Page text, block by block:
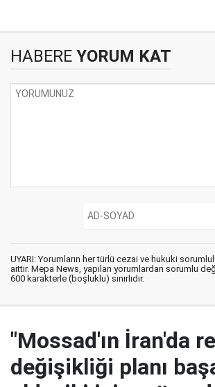
HABERE YORUM KAT
UYARI: Yorumların her türlü cezai ve hukuki
aittir. Mepa News, yapılan yorumlardan sorumlu
600 karakterle (boşluklu) sınırlıdır.
"Mossad'ın İran'da
değişikliği planı